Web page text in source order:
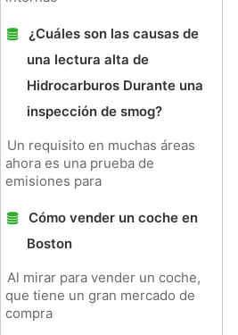
¿Cuáles son las causas de
una lectura alta de
Hidrocarburos Durante una
inspección de smog?
Un requisito en muchas áreas
ahora es una prueba de
emisiones para
Cómo vender un coche en
Boston
Al mirar para vender un coche,
que tiene un gran mercado de
compra